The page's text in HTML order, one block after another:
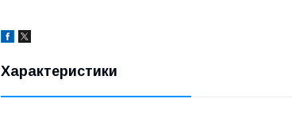
Характеристики